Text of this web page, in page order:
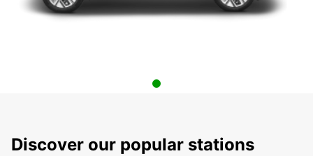
Discover our popular stations